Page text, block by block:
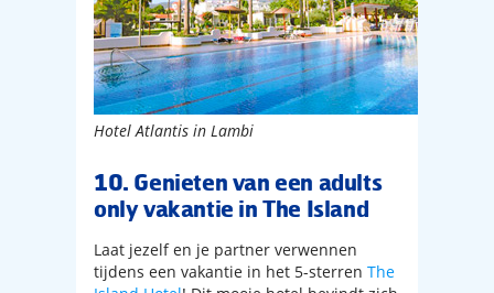
Hotel Atlantis in Lambi
10. Genieten van een adults
only vakantie in The Island
Laat jezelf en je partner verwennen
tijdens een vakantie in het 5-sterren The